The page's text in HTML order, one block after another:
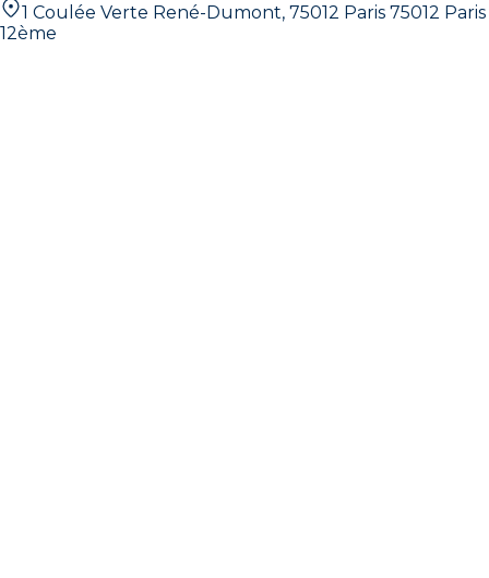
1 Coulée Verte René-Dumont, 75012 Paris 75012 Paris
12ème